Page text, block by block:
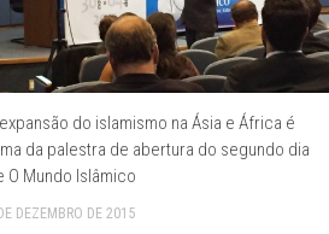
do islamismo na Ásia e África é
da palestra de abertura do segundo dia
O Mundo Islâmico
DEZEMBRO DE 2015